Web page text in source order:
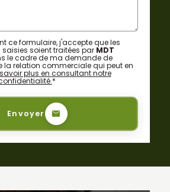
ce formulaire, j'accepte que les
soient traitées par MDT
le cadre de ma demande de
la relation commerciale qui peut en
plus en consultant notre
*
Envoyer